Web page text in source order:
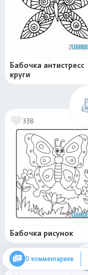
Бабочка антистресс
круги
338
Бабочка рисунок
0 комментариев